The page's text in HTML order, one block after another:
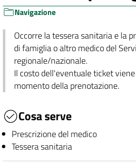
Navigazione
Occorre la tessera sanitaria e la
di famiglia o altro medico del
regionale/nazionale.
Il costo dell'eventuale ticket
momento della prenotazione.
Cosa serve
Prescrizione del medico
Tessera sanitaria